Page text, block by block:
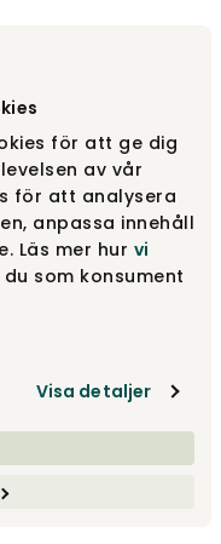
för att ge dig
av vår
för att analysera
anpassa innehåll
Läs mer hur vi
som konsument
Visa detaljer